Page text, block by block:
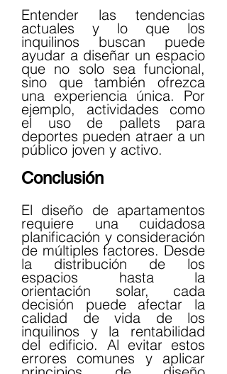
Entender las tendencias
actuales y lo que los
inquilinos buscan puede
ayudar a diseñar un espacio
que no solo sea funcional,
sino que también ofrezca
una experiencia única. Por
ejemplo, actividades como
el uso de pallets para
deportes pueden atraer a un
público joven y activo.
Conclusión
El diseño de apartamentos
requiere una cuidadosa
planificación y consideración
de múltiples factores. Desde
la distribución de los
espacios hasta la
orientación solar, cada
decisión puede afectar la
calidad de vida de los
inquilinos y la rentabilidad
del edificio. Al evitar estos
errores comunes y aplicar